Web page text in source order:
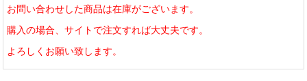
お問い合わせした商品は在庫がございます。
購入の場合、サイトで注文すれば大丈夫です。
よろしくお願い致します。